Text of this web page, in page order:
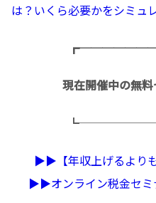
は？いくら必要かをシミュ
現在開催中の無
▶︎▶︎【年収上げるより
▶︎▶︎オンライン税金セ